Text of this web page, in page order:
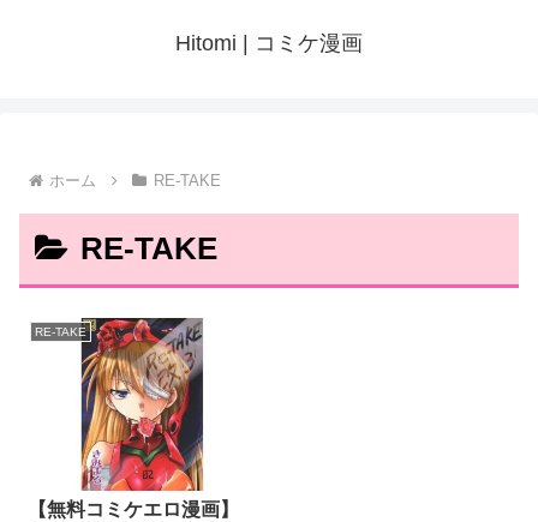
Hitomi | コミケ漫画
ホーム RE-TAKE
RE-TAKE
RE-TAKE
【無料コミケエロ漫画】